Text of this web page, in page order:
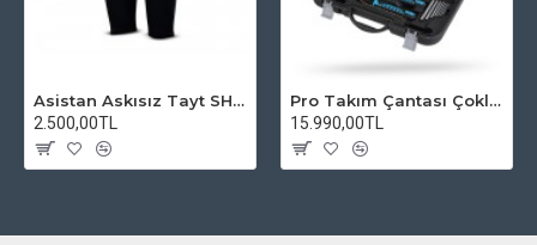
Asistan Askısız Tayt SH20 Pedli Siyah
2.500,00TL
Pro Takım Çantası Çoklu Tamir Seti
15.990,00TL